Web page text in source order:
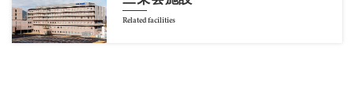
Related facilities